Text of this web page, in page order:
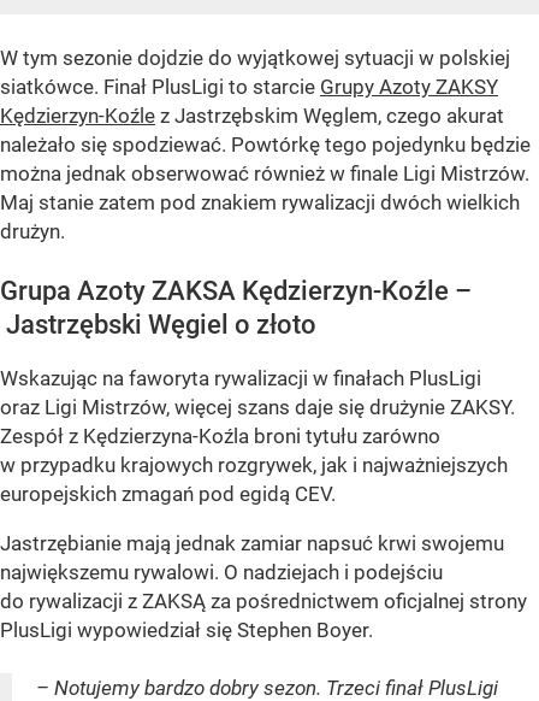
W tym sezonie dojdzie do wyjątkowej sytuacji w polskiej
siatkówce. Finał PlusLigi to starcie Grupy Azoty ZAKSY
Kędzierzyn-Koźle z Jastrzębskim Węglem, czego akurat
należało się spodziewać. Powtórkę tego pojedynku będzie
można jednak obserwować również w finale Ligi Mistrzów.
Maj stanie zatem pod znakiem rywalizacji dwóch wielkich
drużyn.
Grupa Azoty ZAKSA Kędzierzyn-Koźle –
Jastrzębski Węgiel o złoto
Wskazując na faworyta rywalizacji w finałach PlusLigi
oraz Ligi Mistrzów, więcej szans daje się drużynie ZAKSY.
Zespół z Kędzierzyna-Koźla broni tytułu zarówno
w przypadku krajowych rozgrywek, jak i najważniejszych
europejskich zmagań pod egidą CEV.
Jastrzębianie mają jednak zamiar napsuć krwi swojemu
największemu rywalowi. O nadziejach i podejściu
do rywalizacji z ZAKSĄ za pośrednictwem oficjalnej strony
PlusLigi wypowiedział się Stephen Boyer.
– Notujemy bardzo dobry sezon. Trzeci finał PlusLigi